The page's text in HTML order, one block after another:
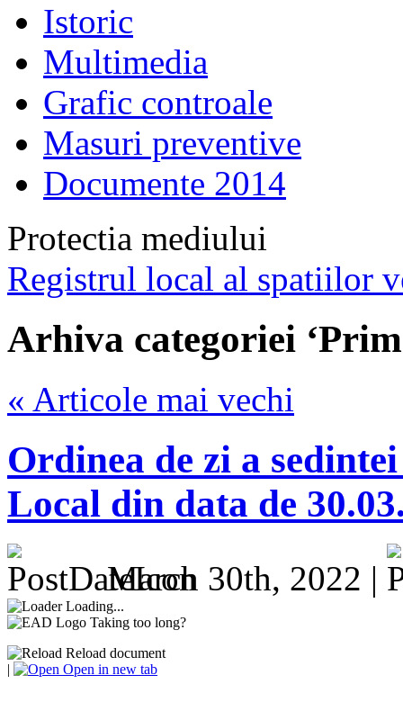
Istoric
Multimedia
Grafic controale
Masuri preventive
Documente 2014
Protectia mediului
Registrul local al spatiilor
Arhiva categoriei
« Articole mai vechi
Ordinea de zi a
Local din data de
March 30th, 2022 |
Loading...
Taking too long?
Reload document
|
Open in new tab